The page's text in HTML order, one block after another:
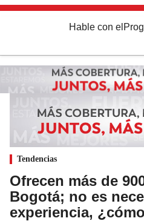
Hable con el
Tendencias
Ofrecen más de
Bogotá; no es
experiencia,